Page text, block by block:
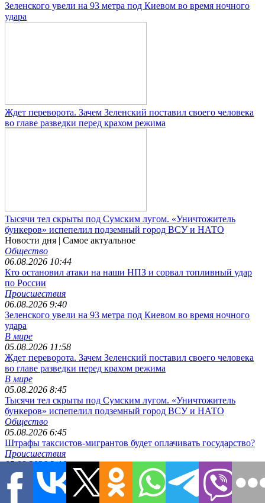
Зеленского увели на 93 метра под Киевом во время ночного
удара
Ждет переворота. Зачем Зеленский поставил своего человека
во главе разведки перед крахом режима
Тысячи тел скрыты под Сумским лугом. «Уничтожитель
бункеров» испепелил подземный город ВСУ и НАТО
Новости дня | Самое актуальное
Общество
06.08.2026 10:44
Кто остановил атаки на наши НПЗ и сорвал топливный удар
по России
Происшествия
06.08.2026 9:40
Зеленского увели на 93 метра под Киевом во время ночного
удара
В мире
05.08.2026 11:58
Ждет переворота. Зачем Зеленский поставил своего человека
во главе разведки перед крахом режима
В мире
05.08.2026 8:45
Тысячи тел скрыты под Сумским лугом. «Уничтожитель
бункеров» испепелил подземный город ВСУ и НАТО
Общество
05.08.2026 6:45
Штрафы таксистов-мигрантов будет оплачивать государство?
Происшествия
05.08.2026 3:10
«Южмаш» накрыло серией ударов, подземная крепость ВСУ
горит